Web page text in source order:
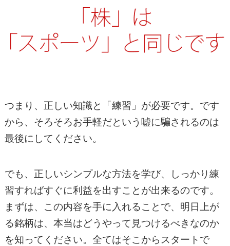
つまり、正しい知識と「練習」が必要です。です
から、そろそろお手軽だという嘘に騙されるのは
最後にしてください。
でも、正しいシンプルな方法を学び、しっかり練
習すればすぐに利益を出すことが出来るのです。
まずは、この内容を手に入れることで、明日上が
る銘柄は、本当はどうやって見つけるべきなのか
を知ってください。全てはそこからスタートで